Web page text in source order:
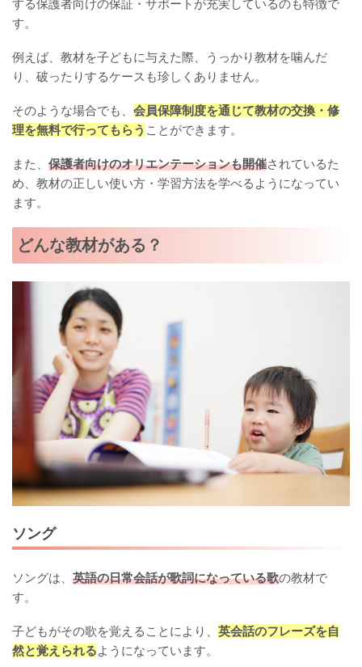
する保護者向けの保証・サポートが充実しているのも特徴で
す。
例えば、教材を子どもに与えた際、うっかり教材を噛んだ
り、破ったりするケースも珍しくありません。
そのような場合でも、 会員保障制度を通じて教材の交換・修
理を無料で行ってもらう ことができます。
また、 保護者向けのオリエンテーションも開催されているた
め、教材の正しい使い方・学習方法を学べるようになってい
ます。
どんな教材がある？
ソング
ソングは、 英語の日常会話が歌詞になっている歌の教材で
す。
子どもがその歌を覚えることにより、 英会話のフレーズを自
然と覚えられるようになっています。